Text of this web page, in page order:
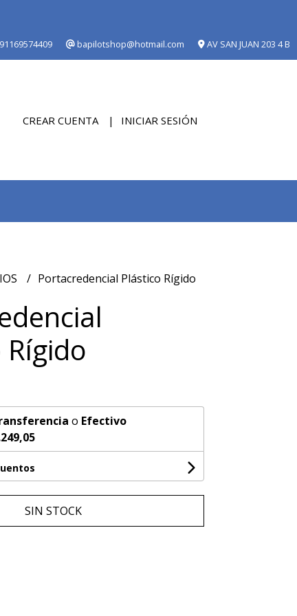
bapilotshop@hotmail.com AV SAN JUAN 203 4 B
CREAR CUENTA INICIAR SESIÓN
Portacredencial Plástico Rígido
o Efectivo
SIN STOCK